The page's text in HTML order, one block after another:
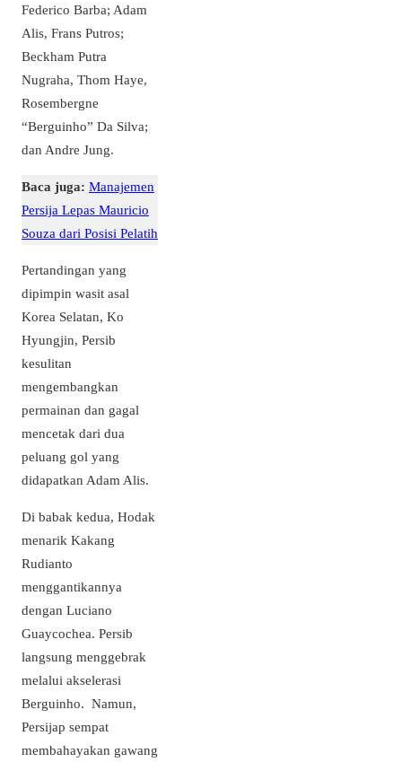
Federico Barba; Adam
Alis, Frans Putros;
Beckham Putra
Nugraha, Thom Haye,
Rosembergne
“Berguinho” Da Silva;
dan Andre Jung.
Baca juga: Manajemen
Persija Lepas Mauricio
Souza dari Posisi Pelatih
Pertandingan yang
dipimpin wasit asal
Korea Selatan, Ko
Hyungjin, Persib
kesulitan
mengembangkan
permainan dan gagal
mencetak dari dua
peluang gol yang
didapatkan Adam Alis.
Di babak kedua, Hodak
menarik Kakang
Rudianto
menggantikannya
dengan Luciano
Guaycochea. Persib
langsung menggebrak
melalui akselerasi
Berguinho. Namun,
Persijap sempat
membahayakan gawang